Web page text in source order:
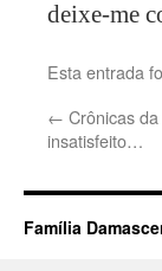
deixe-me
Esta entrada
← Crônicas
insatisfeito…
Família